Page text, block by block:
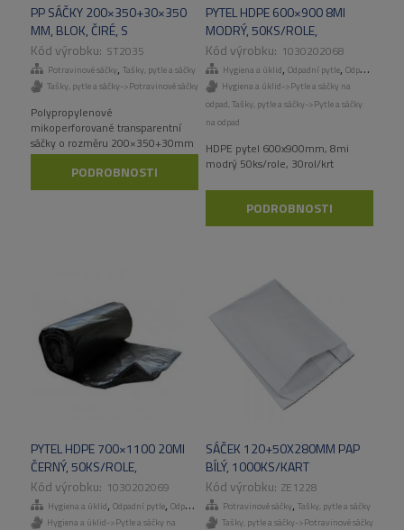
PP SÁČKY 200×350+30×350
MM, BLOK, ČIRÉ, S
MIKROPERFORACÍ, CPP 25 MI,
1000 KS/BAL.
ST2035
Potravinové sáčky, Tašky, pytle a sáčky
Tašky, pytle a sáčky->Potravinové sáčky
Polypropylenové
mikoperforované transparentní
sáčky o rozměru 200×350+30mm
PODROBNOSTI
PYTEL HDPE 600×900 8MI
MODRÝ, 50KS/ROLE,
30ROL/KART 1030202068
Hygiena a úklid, Odpadní pytle, Odpadní pytle
Hygiena a úklid->Pytle a sáčky na
odpad, Tašky, pytle a sáčky->Pytle a sáčky
na odpad
HDPE pytel 600x900mm, 8mi
modrý 50ks/role, 30rol/krt
PODROBNOSTI
PYTEL HDPE 700×1100 20MI
ČERNÝ, 50KS/ROLE,
15ROL/KART 1030202069
Hygiena a úklid, Odpadní pytle, Odpadní pytle ,Tašky, pytle a sáčky
Hygiena a úklid->Pytle a sáčky na
SÁČEK 120+50X280MM PAP
BÍLÝ, 1000KS/KART
ZE1228
Potravinové sáčky, Tašky, pytle a sáčky
Tašky, pytle a sáčky->Potravinové sáčky